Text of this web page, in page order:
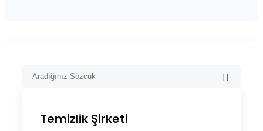
Temizlik Şirketi